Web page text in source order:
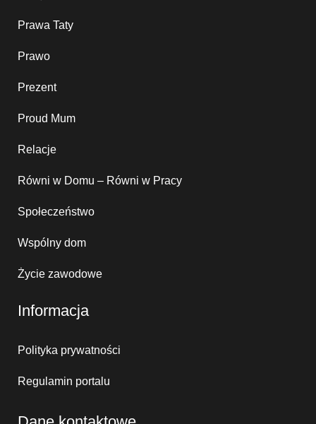
Prawa Taty
Prawo
Prezent
Proud Mum
Relacje
Równi w Domu – Równi w Pracy
Społeczeństwo
Wspólny dom
Życie zawodowe
Informacja
Polityka prywatności
Regulamin portalu